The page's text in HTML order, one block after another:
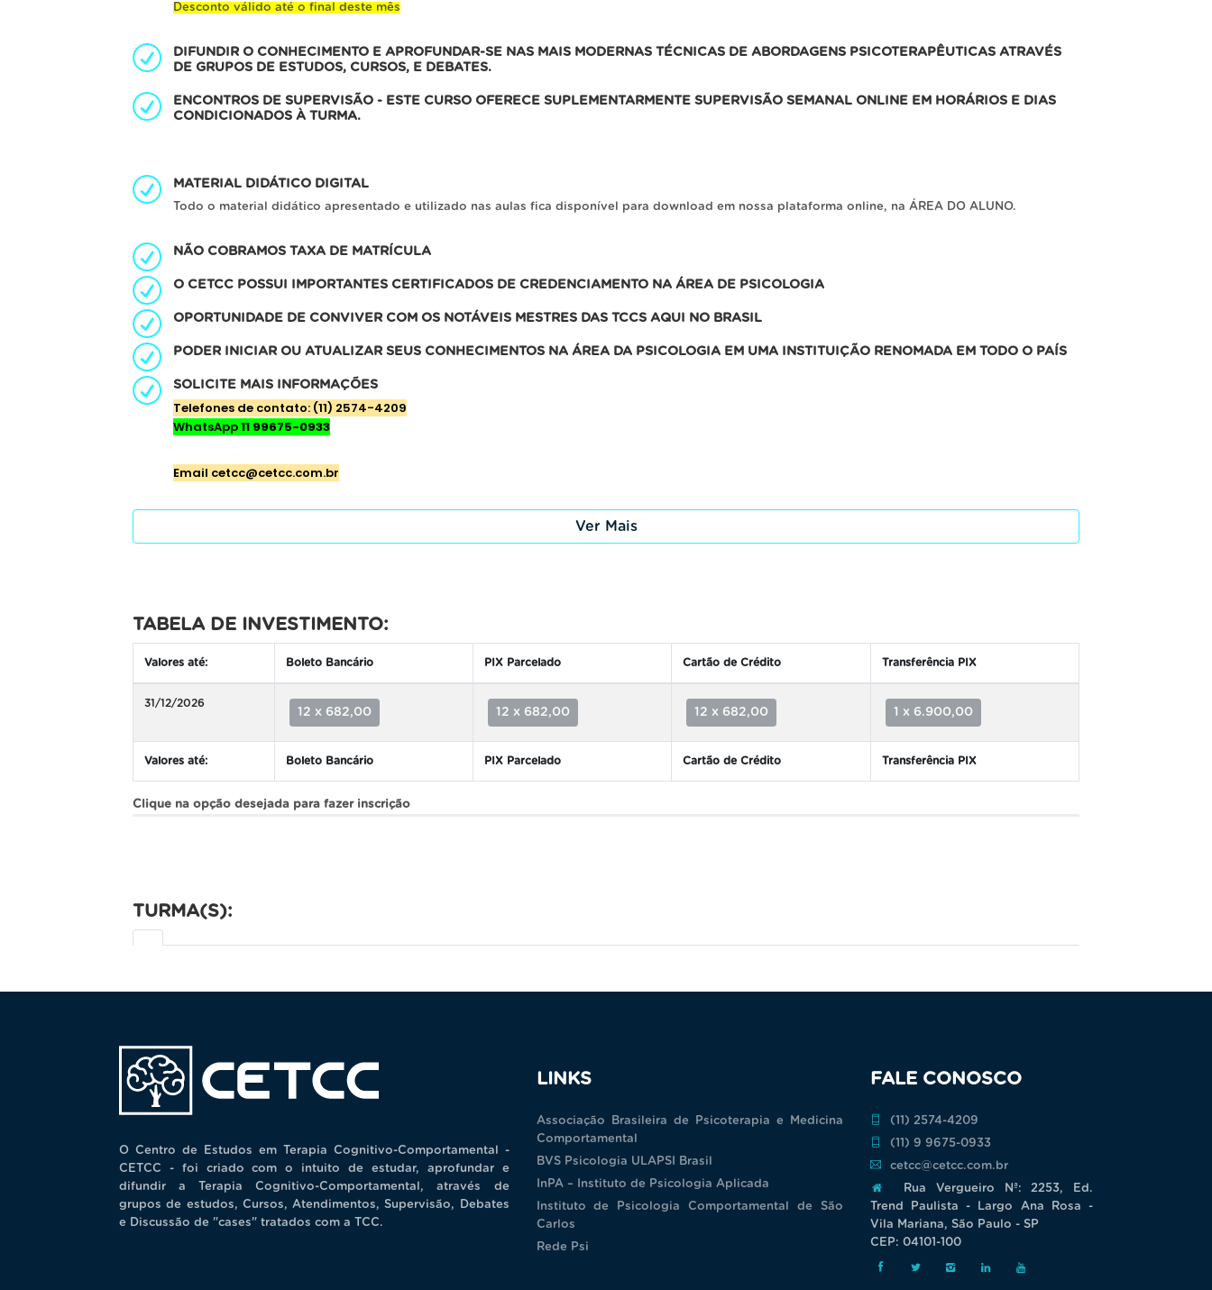
Desconto válido até o final deste mês
DIFUNDIR O CONHECIMENTO E APROFUNDAR-SE NAS MAIS MODERNAS TÉCNICAS DE ABORDAGENS PSICOTERAPÊUTICAS ATRAVÉS
DE GRUPOS DE ESTUDOS, CURSOS, E DEBATES.
ENCONTROS DE SUPERVISÃO - ESTE CURSO OFERECE SUPLEMENTARMENTE SUPERVISÃO SEMANAL ONLINE EM HORÁRIOS E DIAS
CONDICIONADOS À TURMA.
MATERIAL DIDÁTICO DIGITAL
Todo o material didático apresentado e utilizado nas aulas fica disponível para download em nossa plataforma online, na ÁREA DO ALUNO.
NÃO COBRAMOS TAXA DE MATRÍCULA
O CETCC POSSUI IMPORTANTES CERTIFICADOS DE CREDENCIAMENTO NA ÁREA DE PSICOLOGIA
OPORTUNIDADE DE CONVIVER COM OS NOTÁVEIS MESTRES DAS TCCS AQUI NO BRASIL
PODER INICIAR OU ATUALIZAR SEUS CONHECIMENTOS NA ÁREA DA PSICOLOGIA EM UMA INSTITUIÇÃO RENOMADA EM TODO O PAÍS
SOLICITE MAIS INFORMAÇÕES
Telefones de contato: (11) 2574-4209
WhatsApp11 99675-0933
Email cetcc@cetcc.com.br
Ver Mais
TABELA DE INVESTIMENTO:
Valores até: Boleto Bancário PIX Parcelado Cartão de Crédito Transferência PIX
31/12/2026
12 x 682,00 12 x 682,00 12 x 682,00 1 x 6.900,00
Valores até: Boleto Bancário PIX Parcelado Cartão de Crédito Transferência PIX
Clique na opção desejada para fazer inscrição
TURMA(S):
O Centro de Estudos em Terapia Cognitivo-Comportamental -
CETCC - foi criado com o intuito de estudar, aprofundar e
difundir a Terapia Cognitivo-Comportamental, através de
grupos de estudos, Cursos, Atendimentos, Supervisão, Debates
e Discussão de "cases" tratados com a TCC.
LINKS
Associação Brasileira de Psicoterapia e Medicina
Comportamental
BVS Psicologia ULAPSI Brasil
InPA – Instituto de Psicologia Aplicada
Instituto de Psicologia Comportamental de São
Carlos
Rede Psi
FALE CONOSCO
(11) 2574-4209
(11) 9 9675-0933
cetcc@cetcc.com.br
Rua Vergueiro Nª: 2253, Ed.
Trend Paulista - Largo Ana Rosa -
Vila Mariana, São Paulo - SP
CEP: 04101-100